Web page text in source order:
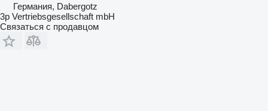
Германия, Dabergotz
3p Vertriebsgesellschaft mbH
Связаться с продавцом